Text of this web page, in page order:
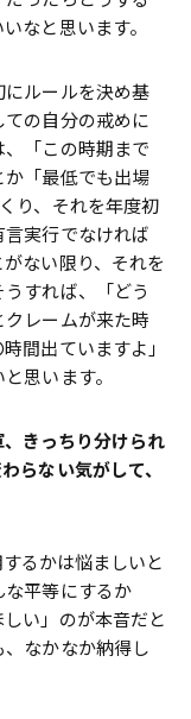
なと思います。
ルールを決め基
の自分の戒めに
「この時期まで
か「最低でも出場
り、それを年度初
実行でなければ
ない限り、それを
すれば、「どう
レームが来た時
間出ていますよ」
思います。
、きっちり分けられ
らない気がして、
るかは悩ましいと
な平等にするか
い」のが本音だと
なかなか納得し